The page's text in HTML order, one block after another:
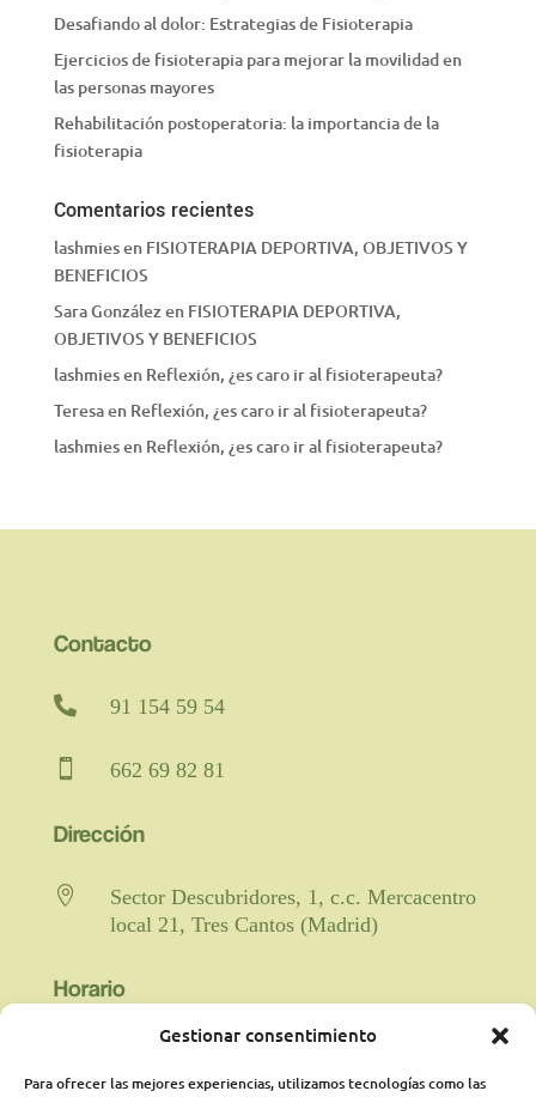
Gestionar consentimiento
Para ofrecer las mejores experiencias, utilizamos tecnologías como las
Desafiando al dolor: Estrategias de Fisioterapia
Ejercicios de fisioterapia para mejorar la movilidad en
las personas mayores
Rehabilitación postoperatoria: la importancia de la
fisioterapia
Comentarios recientes
lashmiesen FISIOTERAPIA DEPORTIVA, OBJETIVOS Y
BENEFICIOS
Sara Gonzálezen FISIOTERAPIA DEPORTIVA,
OBJETIVOS Y BENEFICIOS
lashmiesen Reflexión, ¿es caro ir al fisioterapeuta?
Teresaen Reflexión, ¿es caro ir al fisioterapeuta?
lashmiesen Reflexión, ¿es caro ir al fisioterapeuta?
Contacto
 91 154 59 54
 662 69 82 81
Dirección

Sector Descubridores, 1, c.c. Mercacentro
local 21, Tres Cantos (Madrid)
Horario
viernes de 9:00 a 21:00 horas